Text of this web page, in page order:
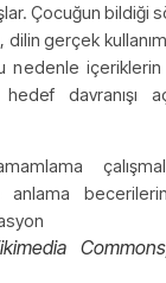
Çocuğun bildiği
dilin gerçek
nedenle içeriklerin
davranışı